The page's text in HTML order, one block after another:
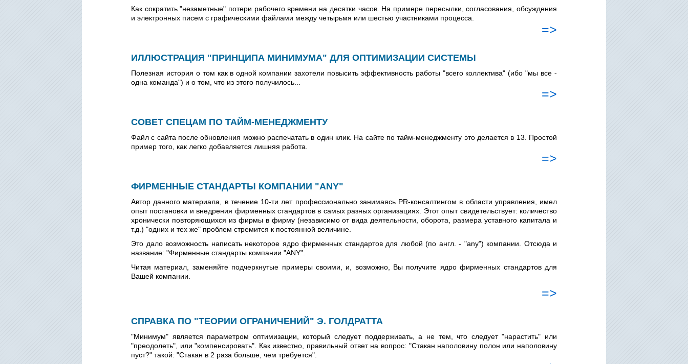
Как сократить "незаметные" потери рабочего времени на десятки часов. На примере пересылки, согласования, обсуждения
и электронных писем с графическими файлами между четырьмя или шестью участниками процесса.
=>
ИЛЛЮСТРАЦИЯ "ПРИНЦИПА МИНИМУМА" ДЛЯ ОПТИМИЗАЦИИ СИСТЕМЫ
Полезная история о том как в одной компании захотели повысить эффективность работы "всего коллектива" (ибо "мы все -
одна команда") и о том, что из этого получилось...
=>
СОВЕТ СПЕЦАМ ПО ТАЙМ-МЕНЕДЖМЕНТУ
Файл с сайта после обновления можно распечатать в один клик. На сайте по тайм-менеджменту это делается в 13. Простой
пример того, как легко добавляется лишняя работа.
=>
ФИРМЕННЫЕ СТАНДАРТЫ КОМПАНИИ "ANY"
Автор данного материала, в течение 10-ти лет профессионально занимаясь PR-консалтингом в области управления, имел
опыт постановки и внедрения фирменных стандартов в самых разных организациях. Этот опыт свидетельствует: количество
хронически повторяющихся из фирмы в фирму (независимо от вида деятельности, оборота, размера уставного капитала и
т.д.) "одних и тех же" проблем стремится к постоянной величине.
Это дало возможность написать некоторое ядро фирменных стандартов для любой (по англ. - "any") компании. Отсюда и
название: "Фирменные стандарты компании "ANY".
Читая материал, заменяйте подчеркнутые примеры своими, и, возможно, Вы получите ядро фирменных стандартов для
Вашей компании.
=>
СПРАВКА ПО "ТЕОРИИ ОГРАНИЧЕНИЙ" Э. ГОЛДРАТТА
"Минимум" является параметром оптимизации, который следует поддерживать, а не тем, что следует "нарастить" или
"преодолеть", или "компенсировать". Как известно, правильный ответ на вопрос: "Стакан наполовину полон или наполовину
пуст?" такой: "Стакан в 2 раза больше, чем требуется".